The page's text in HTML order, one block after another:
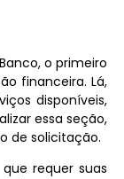
o primeiro
financeira. Lá,
disponíveis,
essa seção,
de solicitação.
requer suas